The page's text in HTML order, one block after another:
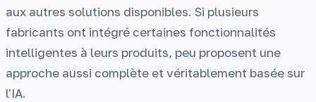
aux autres solutions disponibles. Si plusieurs
fabricants ont intégré certaines fonctionnalités
intelligentes à leurs produits, peu proposent une
approche aussi complète et véritablement basée sur
l'IA.